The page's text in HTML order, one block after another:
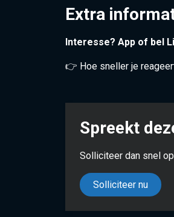
Extra
Interesse? App of bel
👉 Hoe sneller je
Spreekt
Solliciteer
Solliciteer nu